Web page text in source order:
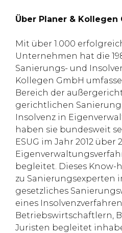
Über Planer & Kollegen
Mit über 1.000
Unternehmen hat die
Sanierungs- und
Kollegen GmbH
Bereich der
gerichtlichen
Insolvenz in
haben sie bundesweit
ESUG im Jahr 2012 über
begleitet. Dieses Know-
zu Sanierungsexperten
gesetzliches
eines
Betriebswirtschaftlern,
Juristen begleitet